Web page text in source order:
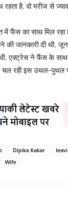
है. वो मरीज से
में फैंस का साथ मिल
की जानकारी दी थी.
एक्ट्रेस ने फैंस के साथ
चल रही इस उथल-पुथल
Dipika Kakar
Wife